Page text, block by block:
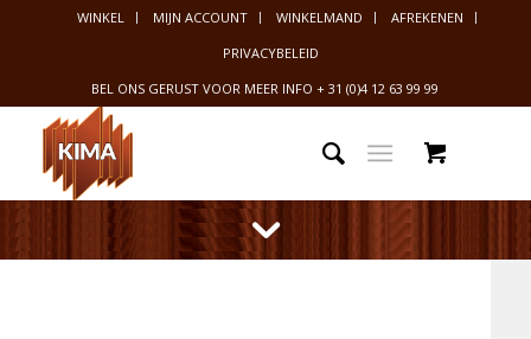
WINKEL MIJN ACCOUNT WINKELMAND
AFREKENEN
PRIVACYBELEID
BEL ONS GERUST VOOR MEER INFO+ 31 (0)4 12 63 99 99